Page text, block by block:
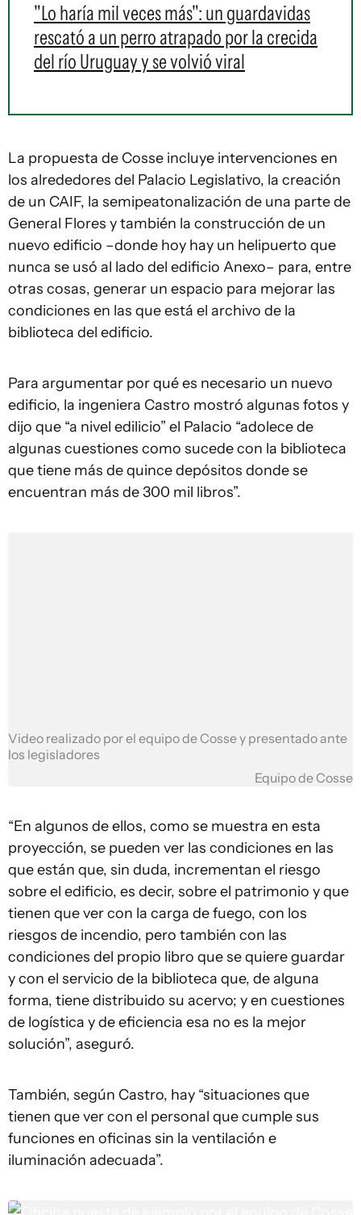
"Lo haría mil veces más": un guardavidas
rescató a un perro atrapado por la crecida
del río Uruguay y se volvió viral
La propuesta de Cosse incluye intervenciones en
los alrededores del Palacio Legislativo, la creación
de un CAIF, la semipeatonalización de una parte de
General Flores y también la construcción de un
nuevo edificio –donde hoy hay un helipuerto que
nunca se usó al lado del edificio Anexo– para, entre
otras cosas, generar un espacio para mejorar las
condiciones en las que está el archivo de la
biblioteca del edificio.
Para argumentar por qué es necesario un nuevo
edificio, la ingeniera Castro mostró algunas fotos y
dijo que “a nivel edilicio” el Palacio “adolece de
algunas cuestiones como sucede con la biblioteca
que tiene más de quince depósitos donde se
encuentran más de 300 mil libros”.
Video realizado por el equipo de Cosse y presentado ante
los legisladores
Equipo de Cosse
“En algunos de ellos, como se muestra en esta
proyección, se pueden ver las condiciones en las
que están que, sin duda, incrementan el riesgo
sobre el edificio, es decir, sobre el patrimonio y que
tienen que ver con la carga de fuego, con los
riesgos de incendio, pero también con las
condiciones del propio libro que se quiere guardar
y con el servicio de la biblioteca que, de alguna
forma, tiene distribuido su acervo; y en cuestiones
de logística y de eficiencia esa no es la mejor
solución”, aseguró.
También, según Castro, hay “situaciones que
tienen que ver con el personal que cumple sus
funciones en oficinas sin la ventilación e
iluminación adecuada”.